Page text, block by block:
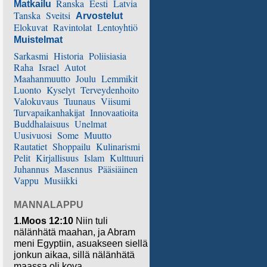
Matkailu Ranska Eesti Latvia
Tanska Sveitsi Arvostelut
Elokuvat Ravintolat Lentoyhtiö
Muistelmat
Sarkasmi Historia Poliisiasia
Raha Israel Autot
Maahanmuutto Joulu Lemmikit
Luonto Kyselyt Terveydenhoito
Valokuvaus Tuunaus Viisumi
Turvapaikanhakijat Innovaatioita
Buddhalaisuus Unelmat
Uusivuosi Some Muutto
Rautatiet Shoppailu Kulinarismi
Pelit Kirjallisuus Islam Kulttuuri
Juhannus Masennus Pääsiäinen
Vappu Musiikki
MANNALAPPU
1.Moos 12:10 Niin tuli
nälänhätä maahan, ja Abram
meni Egyptiin, asuakseen siellä
jonkun aikaa, sillä nälänhätä